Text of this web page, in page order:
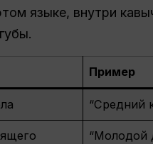
языке, внутри
Пример
“Средний
“Молодой